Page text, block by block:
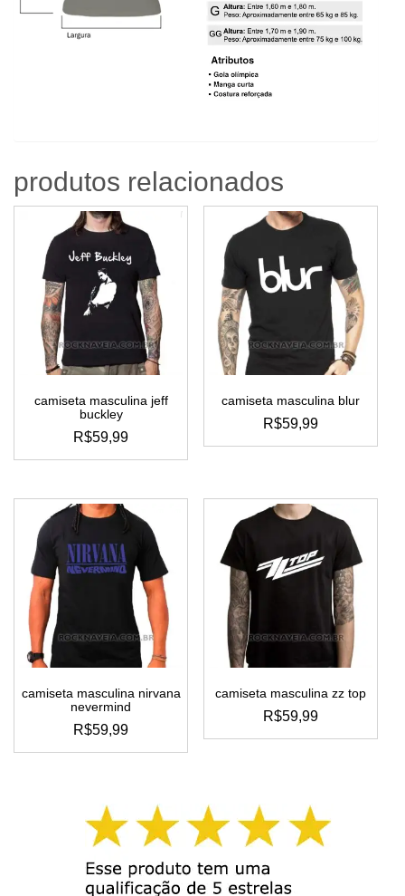
produtos relacionados
camiseta masculina jeff
buckley
R$59,99
este
tem
várias
variantes.
as
opções
podem
escolhidas
na
produto
camiseta masculina blur
R$59,99
este
várias
variantes.
opções
podem
escolhidas
do
camiseta masculina nirvana
nevermind
R$59,99
este
várias
variantes.
as
opções
podem
camiseta masculina zz top
R$59,99
este
variantes.
as
opções
ser